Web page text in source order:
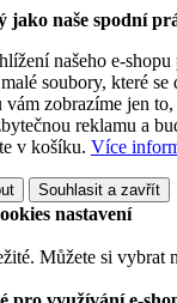
jako naše spodní
našeho e-shopu
soubory, které se
zobrazíme jen
reklamu a
v košíku. Více
Souhlasit a zavřít
nastavení
Můžete si vybrat